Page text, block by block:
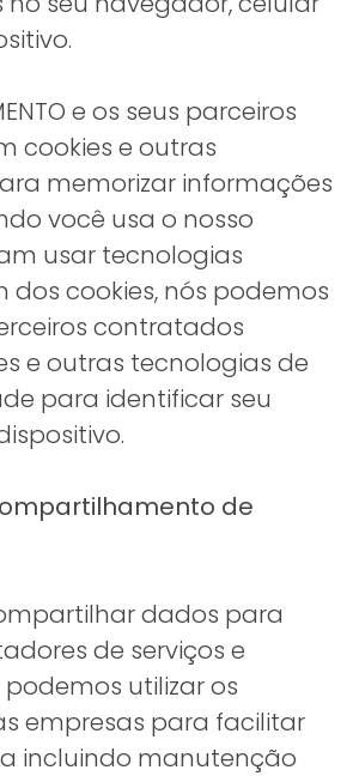
e os seus parceiros
cookies e outras
memorizar informações
você usa o nosso
usar tecnologias
dos cookies, nós podemos
contratados
e outras tecnologias de
para identificar seu
de
dados para
de serviços e
podemos utilizar os
empresas para facilitar
incluindo manutenção